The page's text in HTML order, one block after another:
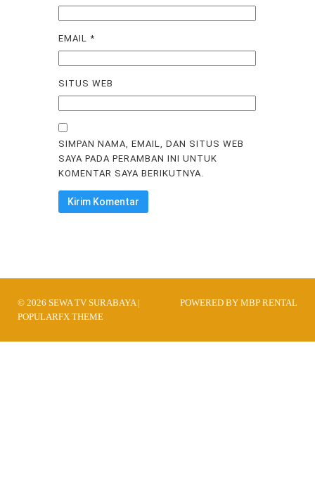
EMAIL *
SITUS WEB
SIMPAN NAMA, EMAIL, DAN SITUS WEB
SAYA PADA PERAMBAN INI UNTUK
KOMENTAR SAYA BERIKUTNYA.
© 2026 SEWA TV SURABAYA |
POPULARFX THEME
POWERED BY MBP RENTAL